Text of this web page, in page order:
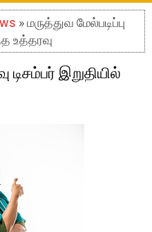
» மருத்துவ மேல்படிப்பு
உத்தரவு
டிசம்பர் இறுதியில்